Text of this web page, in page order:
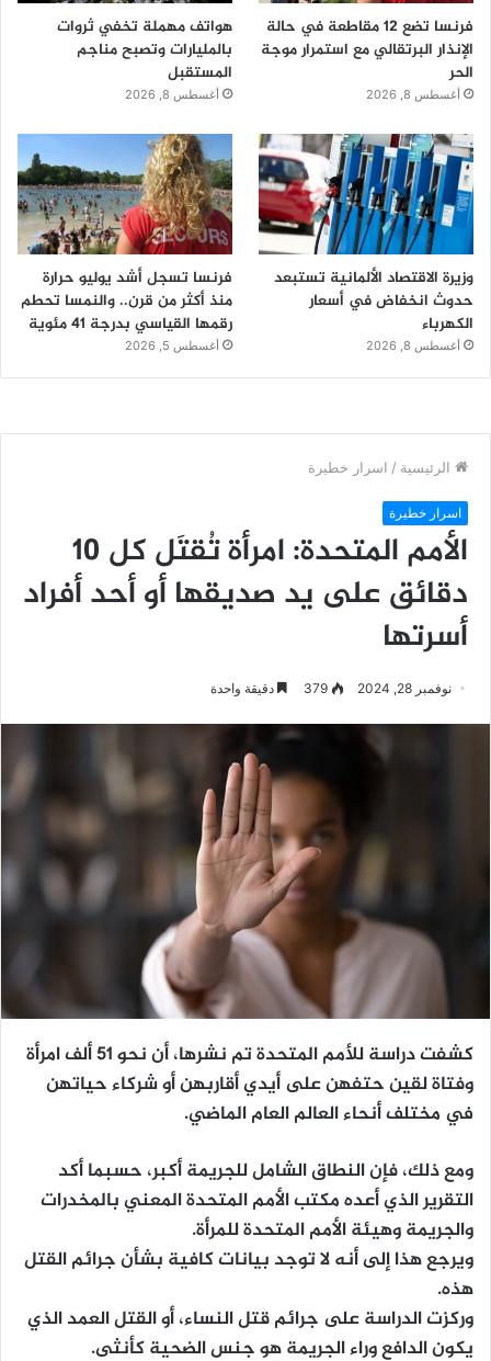
فرنسا تضع 12 مقاطعة في حالة
الإنذار البرتقالي مع استمرار موجة
الحر
أغسطس 8, 2026
هواتف مهملة تخفي ثروات
بالمليارات وتصبح مناجم
المستقبل
أغسطس 8, 2026
وزيرة الاقتصاد الألمانية تستبعد
حدوث انخفاض في أسعار
الكهرباء
أغسطس 8, 2026
فرنسا تسجل أشد يوليو حرارة
منذ أكثر من قرن.. والنمسا تحطم
رقمها القياسي بدرجة 41 مئوية
أغسطس 5, 2026